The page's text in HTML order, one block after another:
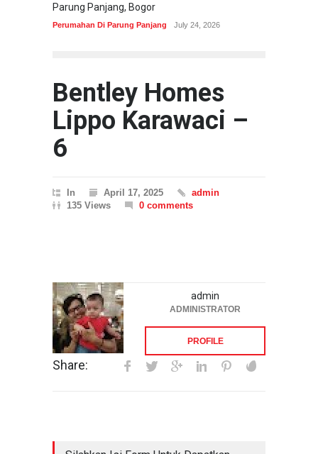
Parung Panjang, Bogor
Perumahan Di Parung Panjang July 24, 2026
Bentley Homes
Lippo Karawaci –
6
In April 17, 2025
admin
135 Views
0 comments
admin
ADMINISTRATOR
PROFILE
Share: